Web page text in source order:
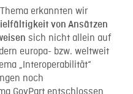
erkannten wir
von Ansätzen
sich nicht allein auf
europa- bzw. weltweit
„Interoperabilität“
noch